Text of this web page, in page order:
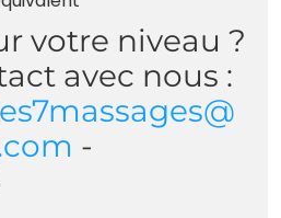
votre niveau ?
avec nous :
-